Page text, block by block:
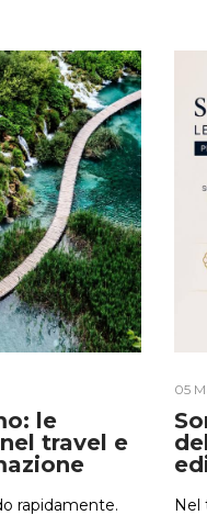
le
travel e
rapidamente.
05
Nel